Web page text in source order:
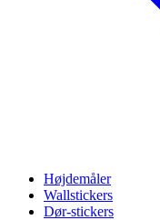
Højdemåler
Wallstickers
Dør-stickers